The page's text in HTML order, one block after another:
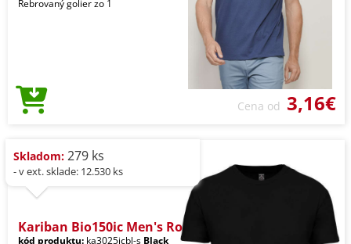
Rebrovaný golier zo 1
Cena od 3,16€
Skladom: 279 ks
- v ext. sklade: 12.530 ks
Kariban Bio150ic Men's Ro
kód produktu: ka3025icbl-s Black